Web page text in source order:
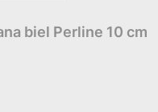
biel Perline 10 cm